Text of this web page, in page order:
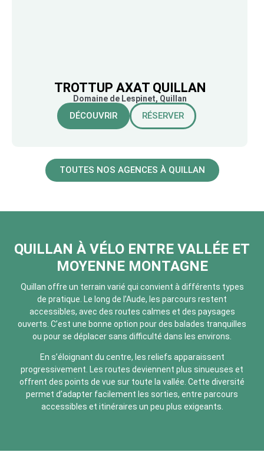
TROTTUP AXAT QUILLAN
Domaine de Lespinet, Quillan
DÉCOUVRIR RÉSERVER
TOUTES NOS AGENCES À QUILLAN
QUILLAN À VÉLO ENTRE VALLÉE ET
MOYENNE MONTAGNE
Quillan offre un terrain varié qui convient à différents types
de pratique. Le long de l’Aude, les parcours restent
accessibles, avec des routes calmes et des paysages
ouverts. C’est une bonne option pour des balades tranquilles
ou pour se déplacer sans difficulté dans les environs.
En s’éloignant du centre, les reliefs apparaissent
progressivement. Les routes deviennent plus sinueuses et
offrent des points de vue sur toute la vallée. Cette diversité
permet d’adapter facilement les sorties, entre parcours
accessibles et itinéraires un peu plus exigeants.